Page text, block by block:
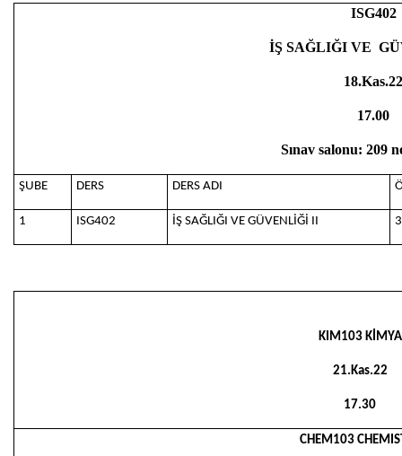
ISG402
İŞ SAĞLIĞI VE
18.Kas.22
17.00
Sınav salonu: 209
ŞUBE DERS DERS ADI
1 ISG402 İŞ SAĞLIĞI VE GÜVENLİĞİ II
KIM103 KİMYA
21.Kas.22
17.30
CHEM103